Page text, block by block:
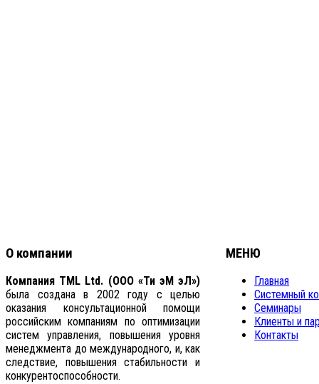
О компании
Компания TML Ltd. (ООО «Ти эМ эЛ»)
была создана в 2002 году с целью
оказания консультационной помощи
российским компаниям по оптимизации
систем управления, повышения уровня
менеджмента до международного, и, как
следствие, повышения стабильности и
конкурентоспособности.
МЕНЮ
Главная
Системный
Семинары
Клиенты и
Контакты